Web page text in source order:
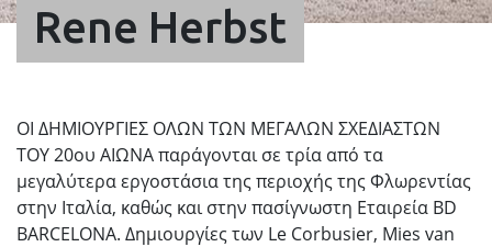
Rene Herbst
ΟΙ ΔΗΜΙΟΥΡΓΙΕΣ ΟΛΩΝ ΤΩΝ ΜΕΓΑΛΩΝ ΣΧΕΔΙΑΣΤΩΝ
ΤΟΥ 20ου ΑΙΩΝΑ παράγονται σε τρία από τα
μεγαλύτερα εργοστάσια της περιοχής της Φλωρεντίας
στην Ιταλία, καθώς και στην πασίγνωστη Εταιρεία BD
BARCELONA. Δημιουργίες των Le Corbusier, Mies van